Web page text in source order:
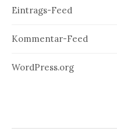
Eintrags-Feed
Kommentar-Feed
WordPress.org